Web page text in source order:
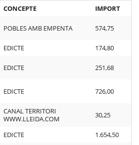
CONCEPTE
IMPORT
POBLES AMB EMPENTA 574,75
EDICTE
174,80
EDICTE 251,68
EDICTE 726,00
CANAL TERRITORI
WWW.LLEIDA.COM
30,25
EDICTE
1.654,50